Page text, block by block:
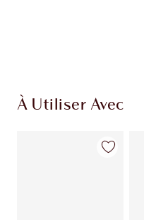
À Utiliser Avec